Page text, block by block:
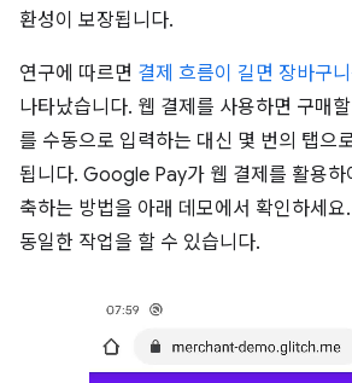
환성이 보장됩니다.
연구에 따르면 결제 흐름이 길면 장바구
나타났습니다. 웹 결제를 사용하면 구매
를 수동으로 입력하는 대신 몇 번의 탭으
됩니다. Google Pay가 웹 결제를 활용하
축하는 방법을 아래 데모에서 확인하세
동일한 작업을 할 수 있습니다.